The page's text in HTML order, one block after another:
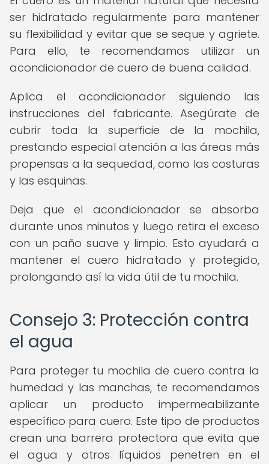
ser hidratado regularmente para mantener
su flexibilidad y evitar que se seque y agriete.
Para ello, te recomendamos utilizar un
acondicionador de cuero de buena calidad.
Aplica el acondicionador siguiendo las
instrucciones del fabricante. Asegúrate de
cubrir toda la superficie de la mochila,
prestando especial atención a las áreas más
propensas a la sequedad, como las costuras
y las esquinas.
Deja que el acondicionador se absorba
durante unos minutos y luego retira el exceso
con un paño suave y limpio. Esto ayudará a
mantener el cuero hidratado y protegido,
prolongando así la vida útil de tu mochila.
Consejo 3: Protección contra
el agua
Para proteger tu mochila de cuero contra la
humedad y las manchas, te recomendamos
aplicar un producto impermeabilizante
específico para cuero. Este tipo de productos
crean una barrera protectora que evita que
el agua y otros líquidos penetren en el